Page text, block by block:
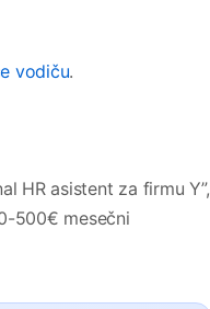
vodiču.
HR asistent za firmu Y”,
500€ mesečni